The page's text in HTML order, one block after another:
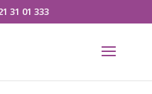
31 01 333